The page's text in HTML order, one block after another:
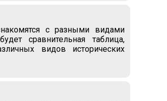
с разными видами
сравнительная таблица,
видов исторических